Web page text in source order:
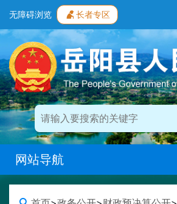
无障碍浏览 长者专区
网站导航